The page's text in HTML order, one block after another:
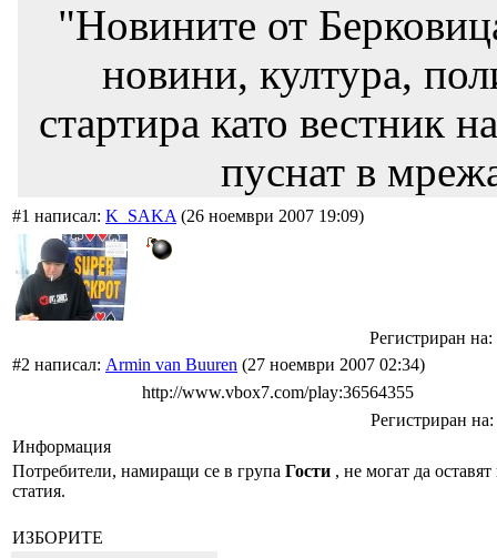
"Новините от
новини, култура,
стартира като вестник
пуснат в
#1 написал: K_SAKA (26 ноември 2007 19:09)
Регистриран
#2 написал: Armin van Buuren (27 ноември 2007 02:34)
http://www.vbox7.com/play:36564355
Регистриран
Информация
Потребители, намиращи се в група Гости , не могат да
статия.
ИЗБОРИТЕ